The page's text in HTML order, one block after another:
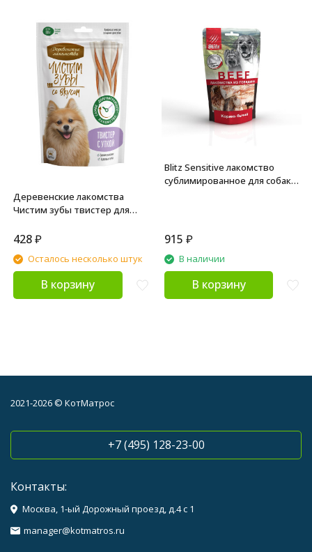
Деревенские лакомства
Чистим зубы твистер для
428₽
Осталось несколько штук
В корзину
Blitz Sensitive лакомство
сублимированное для собак
915 ₽
В наличии
В корзину
2021-2026 © КотМатрос
+7 (495) 128-23-00
Контакты:
Москва, 1-ый Дорожный проезд, д.4 с 1
manager@kotmatros.ru